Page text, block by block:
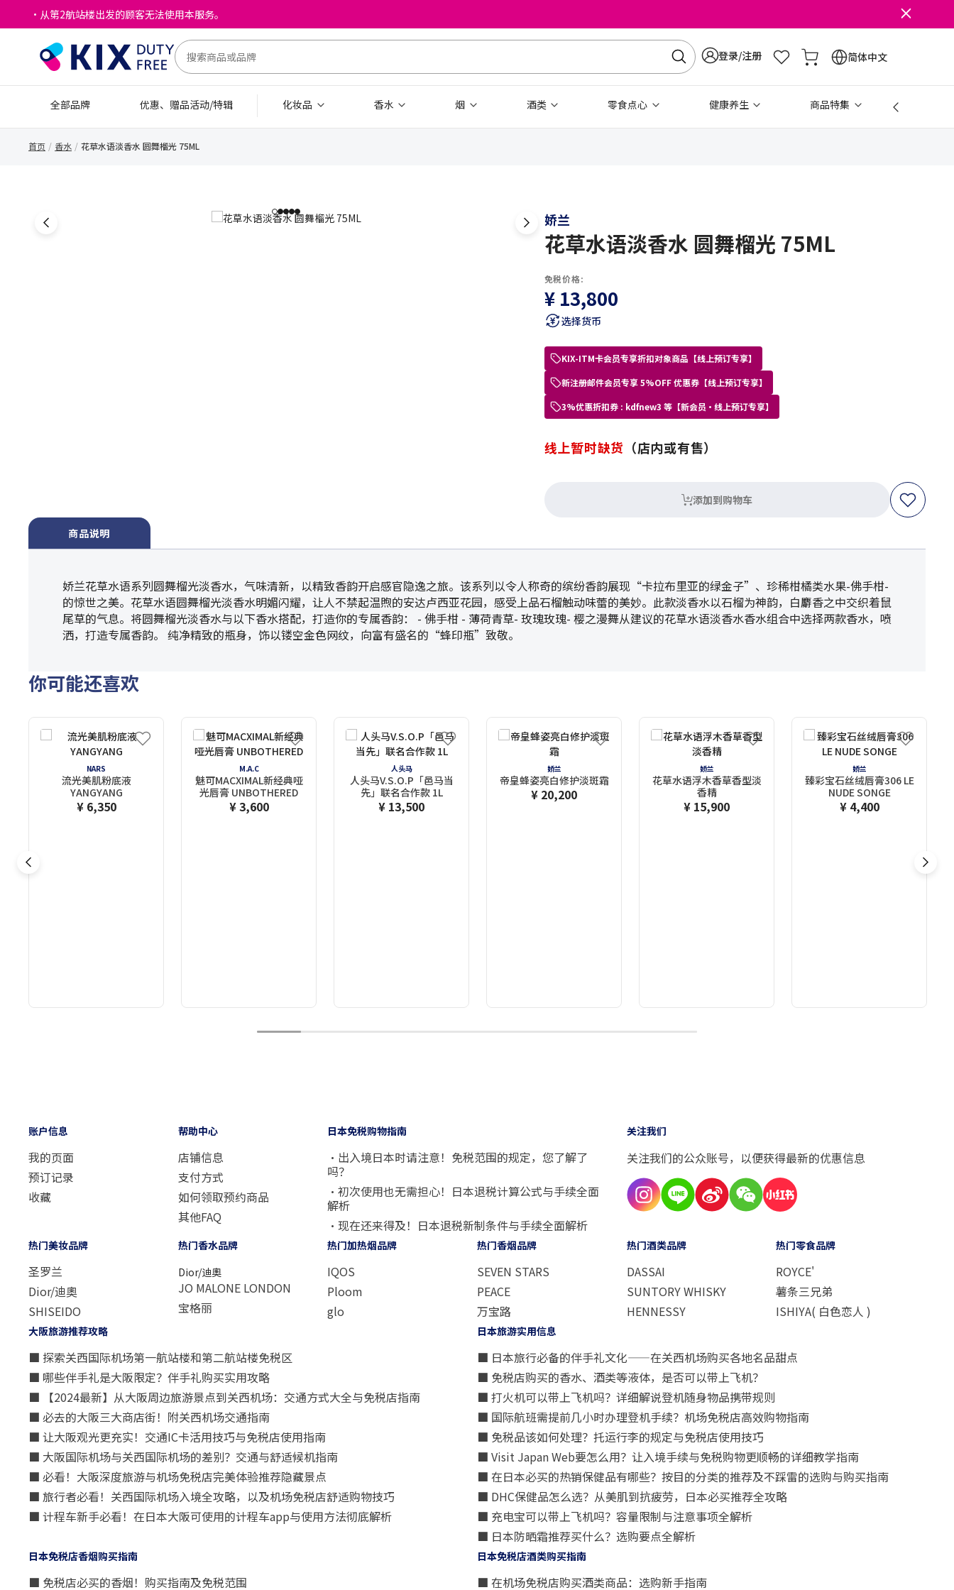
・从第2航站楼出发的顾客无法使用本服务。
登录/注册 简体中文
全部品牌 优惠、赠品活动/特辑 化妆品 香水 烟 酒类 零食点心 健康养生 商品特集
首页 香水 花草水语淡香水 圆舞榴光 75ML
12345 娇兰
花草水语淡香水 圆舞榴光 75ML
免税价格:
¥ 13,800
选择货币
KIX-ITM卡会员专享折扣对象商品【线上预订专享】
新注册邮件会员专享 5%OFF 优惠券【线上预订专享】
3%优惠折扣券 : kdfnew3 等【新会员・线上预订专享】
线上暂时缺货 （店内或有售）
添加到购物车
商品说明
娇兰花草水语系列圆舞榴光淡香水，气味清新，以精致香韵开启感官隐逸之旅。该系列以令人称奇的缤纷香韵展现“卡拉布里亚的绿金子”、珍稀柑橘类水果-佛手柑-
的惊世之美。花草水语圆舞榴光淡香水明媚闪耀，让人不禁起温煦的安达卢西亚花园，感受上品石榴触动味蕾的美妙。此款淡香水以石榴为神韵，白麝香之中交织着鼠
尾草的气息。将圆舞榴光淡香水与以下香水搭配，打造你的专属香韵： - 佛手柑 - 薄荷青草- 玫瑰玫瑰- 樱之漫舞从建议的花草水语淡香水香水组合中选择两款香水，喷
洒，打造专属香韵。 纯净精致的瓶身，饰以镂空金色网纹，向富有盛名的“蜂印瓶”致敬。
你可能还喜欢
NARS
流光美肌粉底液
YANGYANG
¥ 6,350
M.A.C
魅可MACXIMAL新经典哑
光唇膏 UNBOTHERED
¥ 3,600
人头马
人头马V.S.O.P「邑马当
先」联名合作款 1L
¥ 13,500
娇兰
帝皇蜂姿亮白修护淡斑霜
¥ 20,200
娇兰
花草水语浮木香草香型淡
香精
¥ 15,900
娇兰
臻彩宝石丝绒唇膏306 LE
NUDE SONGE
¥ 4,400
1 2 3 4 5 6 7 8 9 10
账户信息
我的页面
预订记录
收藏
帮助中心
店铺信息
支付方式
如何领取预约商品
其他FAQ
日本免税购物指南
・出入境日本时请注意！免税范围的规定，您了解了
吗？
・初次使用也无需担心！日本退税计算公式与手续全面
解析
・现在还来得及！日本退税新制条件与手续全面解析
关注我们
关注我们的公众账号，以便获得最新的优惠信息
热门美妆品牌
圣罗兰
Dior/迪奧
SHISEIDO
热门香水品牌
Dior/迪奧
JO MALONE LONDON
宝格丽
热门加热烟品牌
IQOS
Ploom
glo
热门香烟品牌
SEVEN STARS
PEACE
万宝路
热门酒类品牌
DASSAI
SUNTORY WHISKY
HENNESSY
热门零食品牌
ROYCE'
薯条三兄弟
ISHIYA( 白色恋人 )
大阪旅游推荐攻略
■ 探索关西国际机场第一航站楼和第二航站楼免税区
■ 哪些伴手礼是大阪限定？伴手礼购买实用攻略
■ 【2024最新】从大阪周边旅游景点到关西机场：交通方式大全与免税店指南
■ 必去的大阪三大商店街！附关西机场交通指南
■ 让大阪观光更充实！交通IC卡活用技巧与免税店使用指南
■ 大阪国际机场与关西国际机场的差别？交通与舒适候机指南
■ 必看！大阪深度旅游与机场免税店完美体验推荐隐藏景点
■ 旅行者必看！关西国际机场入境全攻略，以及机场免税店舒适购物技巧
■ 计程车新手必看！在日本大阪可使用的计程车app与使用方法彻底解析
日本旅游实用信息
■ 日本旅行必备的伴手礼文化——在关西机场购买各地名品甜点
■ 免税店购买的香水、酒类等液体，是否可以带上飞机？
■ 打火机可以带上飞机吗？详细解说登机随身物品携带规则
■ 国际航班需提前几小时办理登机手续？机场免税店高效购物指南
■ 免税品该如何处理？托运行李的规定与免税店使用技巧
■ Visit Japan Web要怎么用？让入境手续与免税购物更顺畅的详细教学指南
■ 在日本必买的热销保健品有哪些？按目的分类的推荐及不踩雷的选购与购买指南
■ DHC保健品怎么选？从美肌到抗疲劳，日本必买推荐全攻略
■ 充电宝可以带上飞机吗？容量限制与注意事项全解析
■ 日本防晒霜推荐买什么？选购要点全解析
日本免税店香烟购买指南
■ 免税店必买的香烟！购买指南及免税范围
日本免税店酒类购买指南
■ 在机场免税店购买酒类商品：选购新手指南